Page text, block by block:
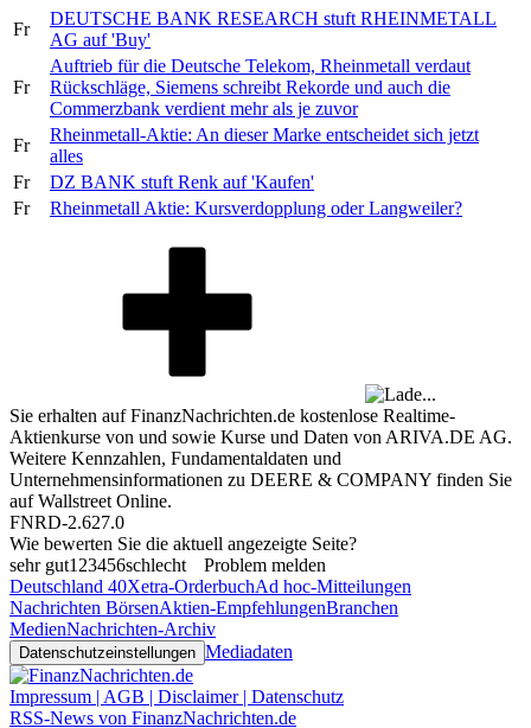
Fr
DEUTSCHE BANK RESEARCH stuft RHEINMETALL
AG auf 'Buy'
Fr
Auftrieb für die Deutsche Telekom, Rheinmetall verdaut
Rückschläge, Siemens schreibt Rekorde und auch die
Commerzbank verdient mehr als je zuvor
Fr
Rheinmetall-Aktie: An dieser Marke entscheidet sich jetzt
alles
Fr
DZ BANK stuft Renk auf 'Kaufen'
Fr
Rheinmetall Aktie: Kursverdopplung oder Langweiler?
Sie erhalten auf FinanzNachrichten.de kostenlose Realtime-
Aktienkurse von und sowie Kurse und Daten von ARIVA.DE AG.
Weitere Kennzahlen, Fundamentaldaten und
Unternehmensinformationen zu DEERE & COMPANY finden Sie
aufWallstreet Online.
FNRD-2.627.0
Wie bewerten Sie die aktuell angezeigte Seite?
sehr gut1 23456schlecht
Problem melden
Deutschland 40Xetra-OrderbuchAd hoc-Mitteilungen
Nachrichten BörsenAktien-EmpfehlungenBranchen
MedienNachrichten-Archiv
Datenschutzeinstellungen Mediadaten
Impressum | AGB | Disclaimer | Datenschutz
RSS-News von FinanzNachrichten.de